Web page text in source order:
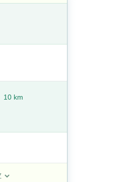
10 km